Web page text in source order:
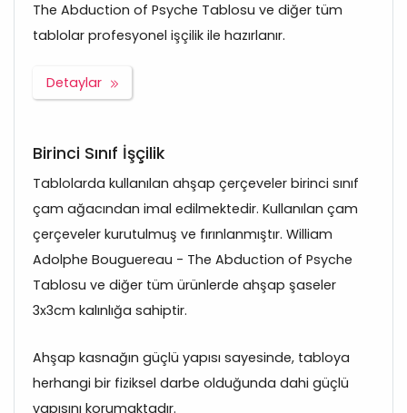
The Abduction of Psyche Tablosu ve diğer tüm
tablolar profesyonel işçilik ile hazırlanır.
Detaylar
Birinci Sınıf İşçilik
Tablolarda kullanılan ahşap çerçeveler birinci sınıf
çam ağacından imal edilmektedir. Kullanılan çam
çerçeveler kurutulmuş ve fırınlanmıştır. William
Adolphe Bouguereau - The Abduction of Psyche
Tablosu ve diğer tüm ürünlerde ahşap şaseler
3x3cm kalınlığa sahiptir.
Ahşap kasnağın güçlü yapısı sayesinde, tabloya
herhangi bir fiziksel darbe olduğunda dahi güçlü
yapısını korumaktadır.